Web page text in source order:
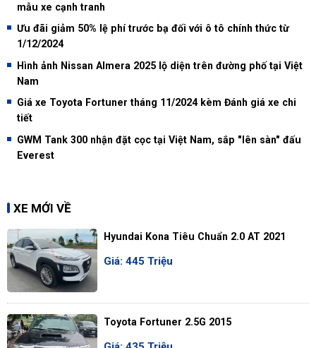
mẫu xe cạnh tranh
Ưu đãi giảm 50% lệ phí trước bạ đối với ô tô chính thức từ
1/12/2024
Hình ảnh Nissan Almera 2025 lộ diện trên đường phố tại Việt
Nam
Giá xe Toyota Fortuner tháng 11/2024 kèm Đánh giá xe chi
tiết
GWM Tank 300 nhận đặt cọc tại Việt Nam, sắp "lên sàn" đấu
Everest
XE MỚI VỀ
Hyundai Kona Tiêu Chuẩn 2.0 AT 2021
Giá: 445 Triệu
Toyota Fortuner 2.5G 2015